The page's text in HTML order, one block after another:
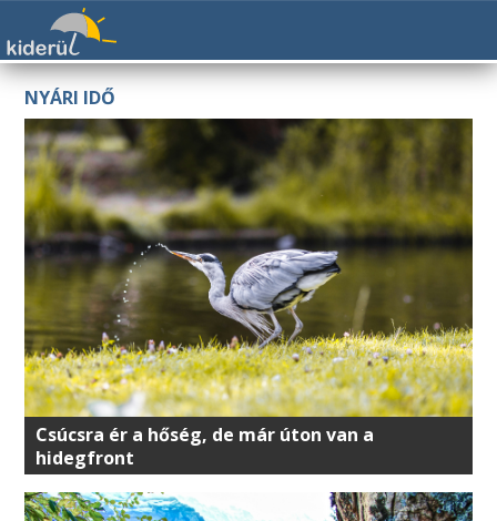
NYÁRI IDŐ
Csúcsra ér a hőség, de már úton van a
hidegfront